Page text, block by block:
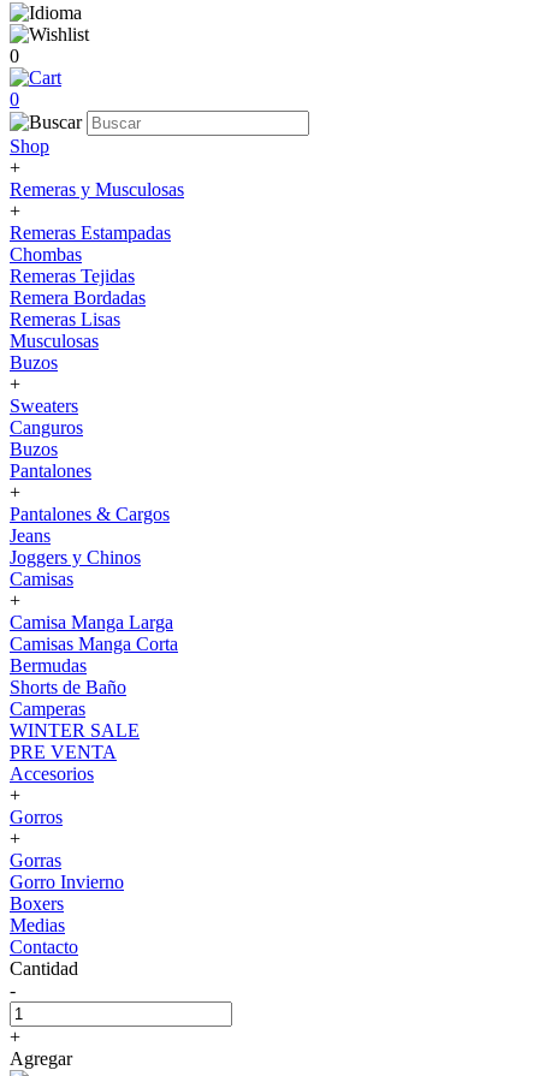
0
0
Shop
+
Remeras y Musculosas
+
Remeras Estampadas
Chombas
Remeras Tejidas
Remera Bordadas
Remeras Lisas
Musculosas
Buzos
+
Sweaters
Canguros
Buzos
Pantalones
+
Pantalones & Cargos
Jeans
Joggers y Chinos
Camisas
+
Camisa Manga Larga
Camisas Manga Corta
Bermudas
Shorts de Baño
Camperas
WINTER SALE
PRE VENTA
Accesorios
+
Gorros
+
Gorras
Gorro Invierno
Boxers
Medias
Contacto
Cantidad
-
+
Agregar